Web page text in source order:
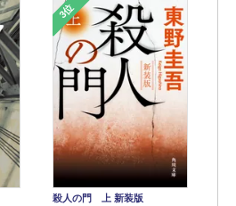
3位
殺人の門 上 新装版